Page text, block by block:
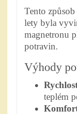
Tento
lety byla
magnetronu
potravin.
Výhody
teplém